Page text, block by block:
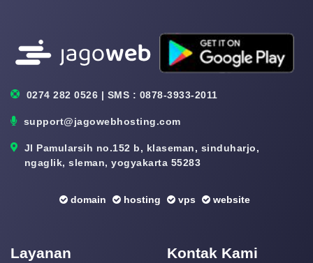
0274 282 0526 | SMS : 0878-3933-2011
support@jagowebhosting.com
Jl Pamularsih no.152 b, klaseman, sinduharjo,
ngaglik, sleman, yogyakarta 55283
domain hosting vps website
Layanan Kontak Kami